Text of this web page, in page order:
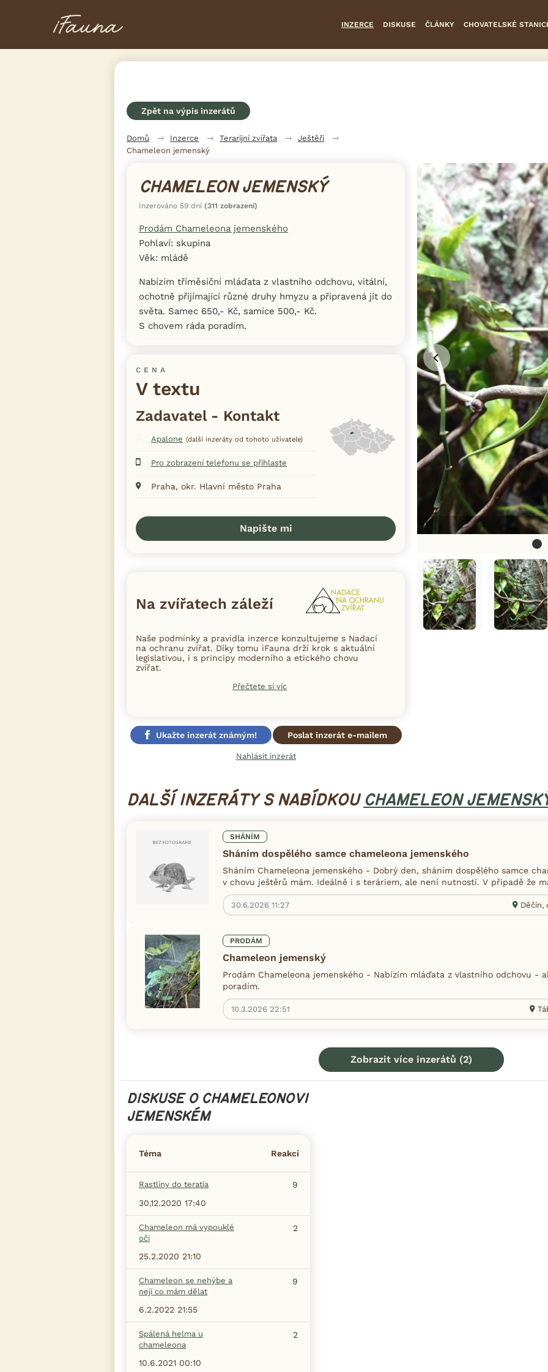
INZERCE DISKUSE ČLÁNKY CHOVATELSKÉ
Zpět na výpis inzerátů
Domů Inzerce Terarijní zvířata
Ještěři
Chameleon jemenský
CHAMELEON JEMENSKÝ
Inzerováno 59 dní (311 zobrazení)
Prodám Chameleona jemenského
Pohlaví: skupina
Věk: mládě
Nabízím tříměsíční mláďata z vlastního odchovu, vitální,
ochotně přijímající různé druhy hmyzu a připravená jít do
světa. Samec 650,- Kč, samice 500,- Kč.
S chovem ráda poradím.
CENA
V textu
Zadavatel - Kontakt
Apalone (další inzeráty od tohoto uživatele)
Pro zobrazení telefonu se přihlaste
Praha, okr. Hlavní město Praha
Napište mi
Na zvířatech záleží
Naše podmínky a pravidla inzerce konzultujeme s Nadací
na ochranu zvířat. Díky tomu iFauna drží krok s aktuální
legislativou, i s principy moderního a etického chovu
zvířat.
Přečtete si víc
Ukažte inzerát známým! Poslat inzerát e-mailem
Nahlásit inzerát
DALŠÍ INZERÁTY S NABÍDKOU CHAMELEON
SHÁNÍM
Sháním dospělého samce chameleona jemenského
Sháním Chameleona jemenského - Dobrý den, sháním dospělého samce
v chovu ještěrů mám. Ideálně i s teráriem, ale není nutností. V případě že
30.6.2026 11:27 Děčín,
PRODÁM
Chameleon jemenský
Prodám Chameleona jemenského - Nabízím mláďata z vlastního odchovu -
poradím.
10.3.2026 22:51
Zobrazit více inzerátů (2)
DISKUSE O CHAMELEONOVI
JEMENSKÉM
Téma Reakcí
Rastliny do teratia
9
30.12.2020 17:40
Chameleon má vypouklé
oči
2
25.2.2020 21:10
Chameleon se nehýbe a
nejí co mám dělat
9
6.2.2022 21:55
Spálená helma u
chameleona
2
10.6.2021 00:10